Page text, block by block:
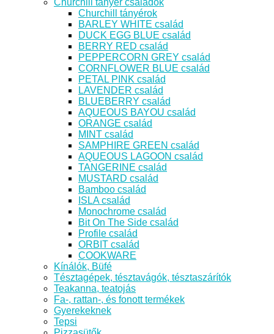
Churchill tányérok
BARLEY WHITE család
DUCK EGG BLUE család
BERRY RED család
PEPPERCORN GREY család
CORNFLOWER BLUE család
PETAL PINK család
LAVENDER család
BLUEBERRY család
AQUEOUS BAYOU család
ORANGE család
MINT család
SAMPHIRE GREEN család
AQUEOUS LAGOON család
TANGERINE család
MUSTARD család
Bamboo család
ISLA család
Monochrome család
Bit On The Side család
Profile család
ORBIT család
COOKWARE
Kínálók, Büfé
Tésztagépek, tésztavágók, tésztaszárítók
Teakanna, teatojás
Fa-, rattan-, és fonott termékek
Gyerekeknek
Tepsi